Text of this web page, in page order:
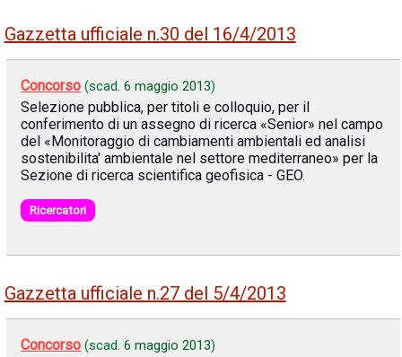
Gazzetta ufficiale n.30 del 16/4/2013
Concorso (scad.6 maggio 2013)
Selezione pubblica, per titoli e colloquio, per il
conferimento di un assegno di ricerca «Senior» nel campo
del «Monitoraggio di cambiamenti ambientali ed analisi
sostenibilita' ambientale nel settore mediterraneo» per la
Sezione di ricerca scientifica geofisica - GEO.
Ricercatori
Gazzetta ufficiale n.27 del 5/4/2013
Concorso (scad.6 maggio 2013)